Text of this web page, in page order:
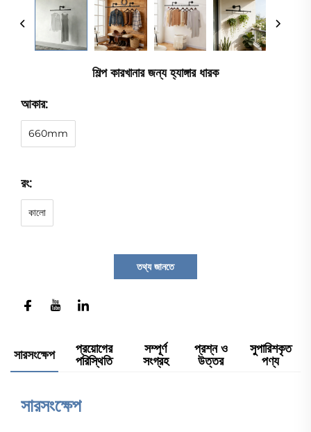
শিল্প কারখানার জন্য হ্যাঙ্গার ধারক
আকার:
660mm
রং:
কালো
তথ্য জানতে
সারসংক্ষেপ
প্রয়োগের
পরিস্থিতি
সম্পূর্ণ
সংগ্রহ
প্রশ্ন ও
উত্তর
সুপারিশকৃত
পণ্য
সারসংক্ষেপ